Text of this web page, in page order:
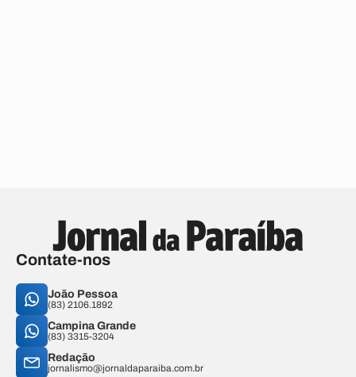
Contate-nos
João Pessoa
(83) 2106.1892
Campina Grande
(83) 3315-3204
Redação
jornalismo@jornaldaparaiba.com.br